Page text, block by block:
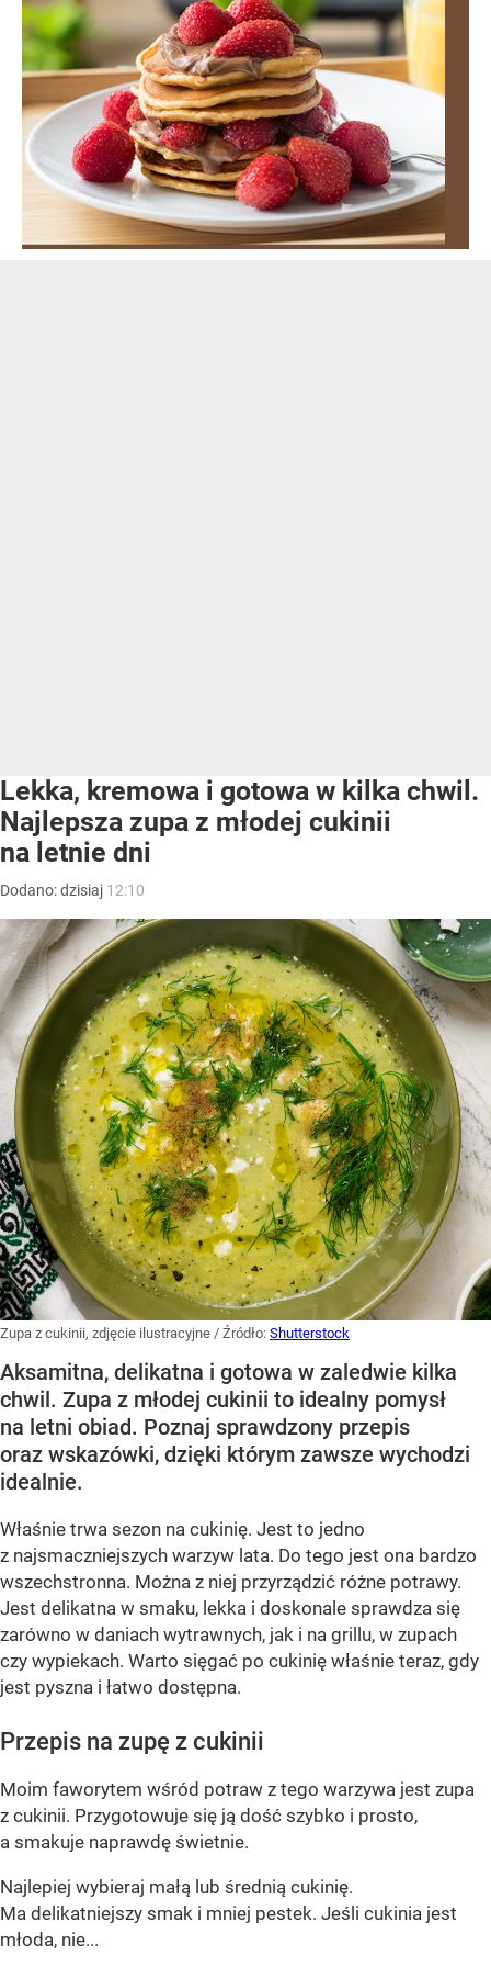
Lekka, kremowa i gotowa w kilka chwil.
Najlepsza zupa z młodej cukinii
na letnie dni
Dodano:dzisiaj 12:10
Zupa z cukinii, zdjęcie ilustracyjne / Źródło: Shutterstock
Aksamitna, delikatna i gotowa w zaledwie kilka
chwil. Zupa z młodej cukinii to idealny pomysł
na letni obiad. Poznaj sprawdzony przepis
oraz wskazówki, dzięki którym zawsze wychodzi
idealnie.
Właśnie trwa sezon na cukinię. Jest to jedno
z najsmaczniejszych warzyw lata. Do tego jest ona bardzo
wszechstronna. Można z niej przyrządzić różne potrawy.
Jest delikatna w smaku, lekka i doskonale sprawdza się
zarówno w daniach wytrawnych, jak i na grillu, w zupach
czy wypiekach. Warto sięgać po cukinię właśnie teraz, gdy
jest pyszna i łatwo dostępna.
Przepis na zupę z cukinii
Moim faworytem wśród potraw z tego warzywa jest zupa
z cukinii. Przygotowuje się ją dość szybko i prosto,
a smakuje naprawdę świetnie.
Najlepiej wybieraj małą lub średnią cukinię.
Ma delikatniejszy smak i mniej pestek. Jeśli cukinia jest
młoda, nie...